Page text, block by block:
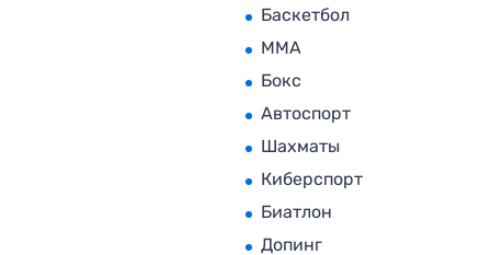
Баскетбол
MMA
Бокс
Автоспорт
Шахматы
Киберспорт
Биатлон
Допинг